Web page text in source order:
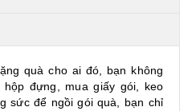
quà cho ai đó, bạn không
đựng, mua giấy gói, keo
sức để ngồi gói quà, bạn chỉ